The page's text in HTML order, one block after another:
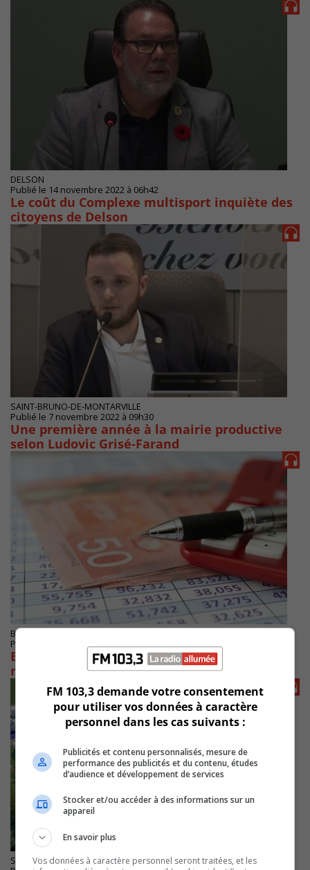
DELSON
Publié le 14 novembre 2022 à 06h42
Le coût du Complexe multisport inquiète des
citoyens de Delson
SAINT-BRUNO-DE-MONTARVILLE
Publié le 7 novembre 2022 à 09h30
Une première année à la mairie productive
selon Ludovic Grisé-Farand
BOUCHERVILLE
Publié le 8 août 2022 à 12h06
Boucherville reporte son projet de complexe
multisport
SAINT-BRUNO-DE-MONTARVILLE
FM 103,3 demande votre consentement
pour utiliser vos données à caractère
personnel dans les cas suivants :
Publicités et contenu personnalisés, mesure de
performance des publicités et du contenu, études
d’audience et développement de services
Stocker et/ou accéder à des informations sur un
appareil
En savoir plus
Vos données à caractère personnel seront traitées, et les